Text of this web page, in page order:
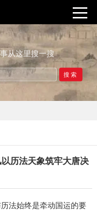
从这里搜一搜
搜索
历法天象筑牢大唐决
法始终是牵动国运的要